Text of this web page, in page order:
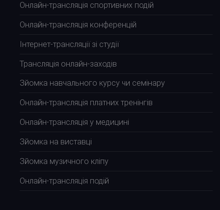
Онлайн-трансляція спортивних подій
Онлайн-трансляція конференцій
Інтернет-трансляції зі студії
Трансляція онлайн-заходів
Зйомка навчального курсу чи семінару
Онлайн-трансляція платних тренінгів
Онлайн-трансляція у медицині
Зйомка на виставці
Зйомка музичного кліпу
Онлайн-трансляція подій